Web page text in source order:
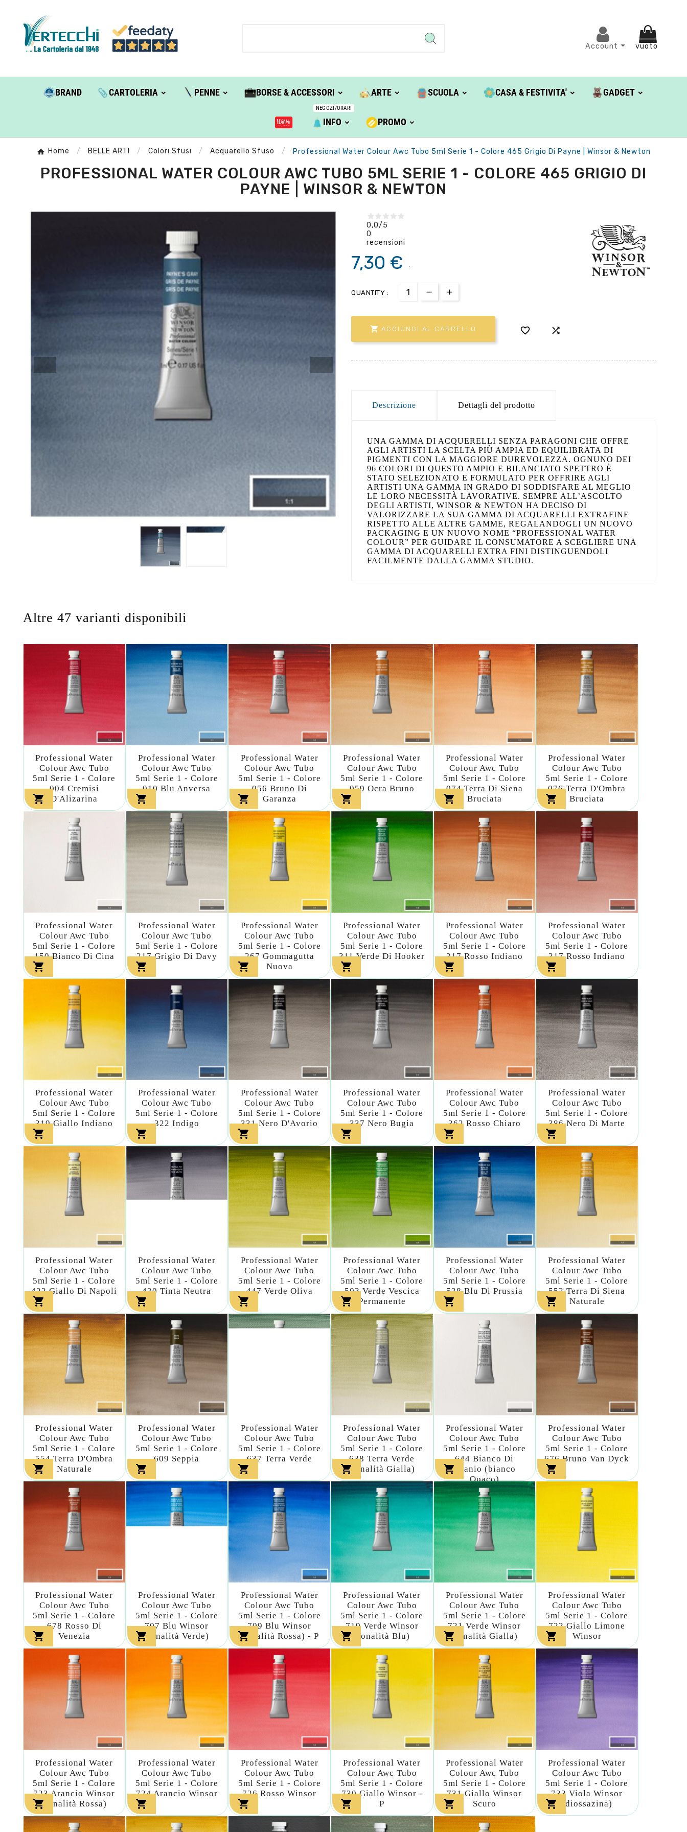
Account vuoto
BRAND CARTOLERIA PENNE BORSE & ACCESSORI ARTE SCUOLA CASA & FESTIVITA' GADGET
INFO
NEGOZI/ORARI
PROMO
Home BELLE ARTI Colori Sfusi Acquarello Sfuso Professional Water Colour Awc Tubo 5ml Serie 1 - Colore 465 Grigio Di Payne | Winsor & Newton
PROFESSIONAL WATER COLOUR AWC TUBO 5ML SERIE 1 - COLORE 465 GRIGIO DI
PAYNE | WINSOR & NEWTON
0,0/5
0
recensioni
7,30 €
QUANTITY :
 AGGIUNGI AL CARRELLO  
Descrizione Dettagli del prodotto
UNA GAMMA DI ACQUERELLI SENZA PARAGONI CHE OFFRE
AGLI ARTISTI LA SCELTA PIÙ AMPIA ED EQUILIBRATA DI
PIGMENTI CON LA MAGGIORE DUREVOLEZZA. OGNUNO DEI
96 COLORI DI QUESTO AMPIO E BILANCIATO SPETTRO È
STATO SELEZIONATO E FORMULATO PER OFFRIRE AGLI
ARTISTI UNA GAMMA IN GRADO DI SODDISFARE AL MEGLIO
LE LORO NECESSITÀ LAVORATIVE. SEMPRE ALL’ASCOLTO
DEGLI ARTISTI, WINSOR & NEWTON HA DECISO DI
VALORIZZARE LA SUA GAMMA DI ACQUARELLI EXTRAFINE
RISPETTO ALLE ALTRE GAMME, REGALANDOGLI UN NUOVO
PACKAGING E UN NUOVO NOME “PROFESSIONAL WATER
COLOUR” PER GUIDARE IL CONSUMATORE A SCEGLIERE UNA
GAMMA DI ACQUARELLI EXTRA FINI DISTINGUENDOLI
FACILMENTE DALLA GAMMA STUDIO.
Altre 47 varianti disponibili
Professional Water
Colour Awc Tubo
5ml Serie 1 - Colore
004 Cremisi
D'Alizarina

Professional Water
Colour Awc Tubo
5ml Serie 1 - Colore
010 Blu Anversa

Professional Water
Colour Awc Tubo
5ml Serie 1 - Colore
056 Bruno Di
Garanza

Professional Water
Colour Awc Tubo
5ml Serie 1 - Colore
059 Ocra Bruno

Professional Water
Colour Awc Tubo
5ml Serie 1 - Colore
074 Terra Di Siena
Bruciata

Professional Water
Colour Awc Tubo
5ml Serie 1 - Colore
076 Terra D'Ombra
Bruciata

Professional Water
Colour Awc Tubo
5ml Serie 1 - Colore
150 Bianco Di Cina

Professional Water
Colour Awc Tubo
5ml Serie 1 - Colore
217 Grigio Di Davy

Professional Water
Colour Awc Tubo
5ml Serie 1 - Colore
267 Gommagutta
Nuova

Professional Water
Colour Awc Tubo
5ml Serie 1 - Colore
311 Verde Di Hooker

Professional Water
Colour Awc Tubo
5ml Serie 1 - Colore
317 Rosso Indiano

Professional Water
Colour Awc Tubo
5ml Serie 1 - Colore
317 Rosso Indiano

Professional Water
Colour Awc Tubo
5ml Serie 1 - Colore
319 Giallo Indiano

Professional Water
Colour Awc Tubo
5ml Serie 1 - Colore
322 Indigo

Professional Water
Colour Awc Tubo
5ml Serie 1 - Colore
331 Nero D'Avorio

Professional Water
Colour Awc Tubo
5ml Serie 1 - Colore
337 Nero Bugia

Professional Water
Colour Awc Tubo
5ml Serie 1 - Colore
362 Rosso Chiaro

Professional Water
Colour Awc Tubo
5ml Serie 1 - Colore
386 Nero Di Marte

Professional Water
Colour Awc Tubo
5ml Serie 1 - Colore
422 Giallo Di Napoli

Professional Water
Colour Awc Tubo
5ml Serie 1 - Colore
430 Tinta Neutra

Professional Water
Colour Awc Tubo
5ml Serie 1 - Colore
447 Verde Oliva

Professional Water
Colour Awc Tubo
5ml Serie 1 - Colore
503 Verde Vescica
Permanente

Professional Water
Colour Awc Tubo
5ml Serie 1 - Colore
538 Blu Di Prussia

Professional Water
Colour Awc Tubo
5ml Serie 1 - Colore
552 Terra Di Siena
Naturale

Professional Water
Colour Awc Tubo
5ml Serie 1 - Colore
554 Terra D'Ombra
Naturale

Professional Water
Colour Awc Tubo
5ml Serie 1 - Colore
609 Seppia

Professional Water
Colour Awc Tubo
5ml Serie 1 - Colore
637 Terra Verde

Professional Water
Colour Awc Tubo
5ml Serie 1 - Colore
638 Terra Verde
(tonalità Gialla)

Professional Water
Colour Awc Tubo
5ml Serie 1 - Colore
644 Bianco Di
Titanio (bianco
Opaco)

Professional Water
Colour Awc Tubo
5ml Serie 1 - Colore
676 Bruno Van Dyck

Professional Water
Colour Awc Tubo
5ml Serie 1 - Colore
678 Rosso Di
Venezia

Professional Water
Colour Awc Tubo
5ml Serie 1 - Colore
707 Blu Winsor
(tonalità Verde)

Professional Water
Colour Awc Tubo
5ml Serie 1 - Colore
709 Blu Winsor
(tonalità Rossa) - P

Professional Water
Colour Awc Tubo
5ml Serie 1 - Colore
719 Verde Winsor
(tonalità Blu)

Professional Water
Colour Awc Tubo
5ml Serie 1 - Colore
721 Verde Winsor
(tonalità Gialla)

Professional Water
Colour Awc Tubo
5ml Serie 1 - Colore
722 Giallo Limone
Winsor

Professional Water
Colour Awc Tubo
5ml Serie 1 - Colore
723 Arancio Winsor
(tonalità Rossa)

Professional Water
Colour Awc Tubo
5ml Serie 1 - Colore
724 Arancio Winsor

Professional Water
Colour Awc Tubo
5ml Serie 1 - Colore
726 Rosso Winsor

Professional Water
Colour Awc Tubo
5ml Serie 1 - Colore
730 Giallo Winsor -
P

Professional Water
Colour Awc Tubo
5ml Serie 1 - Colore
731 Giallo Winsor
Scuro

Professional Water
Colour Awc Tubo
5ml Serie 1 - Colore
733 Viola Winsor
(diossazina)
